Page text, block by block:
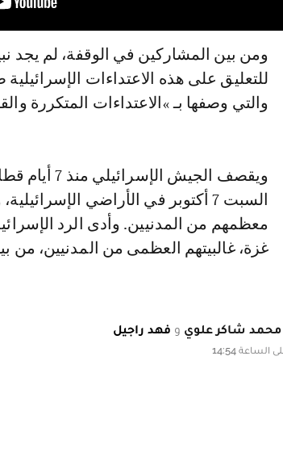
ومن بين المشاركين في الوقفة، لم يجد
للتعليق على هذه الاعتداءات الإسرائيلية
والتي وصفها بـ »الاعتداءات المتكررة
ويقصف الجيش
غزة، غالبيتهم العظمى من المدنيين، من بينهم 614
محمد شاكر علوي و فهد راجيل